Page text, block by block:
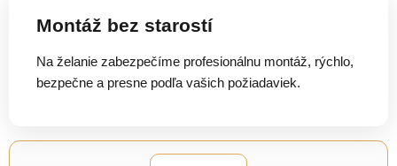
Montáž bez starostí
Na želanie zabezpečíme profesionálnu montáž, rýchlo,
bezpečne a presne podľa vašich požiadaviek.